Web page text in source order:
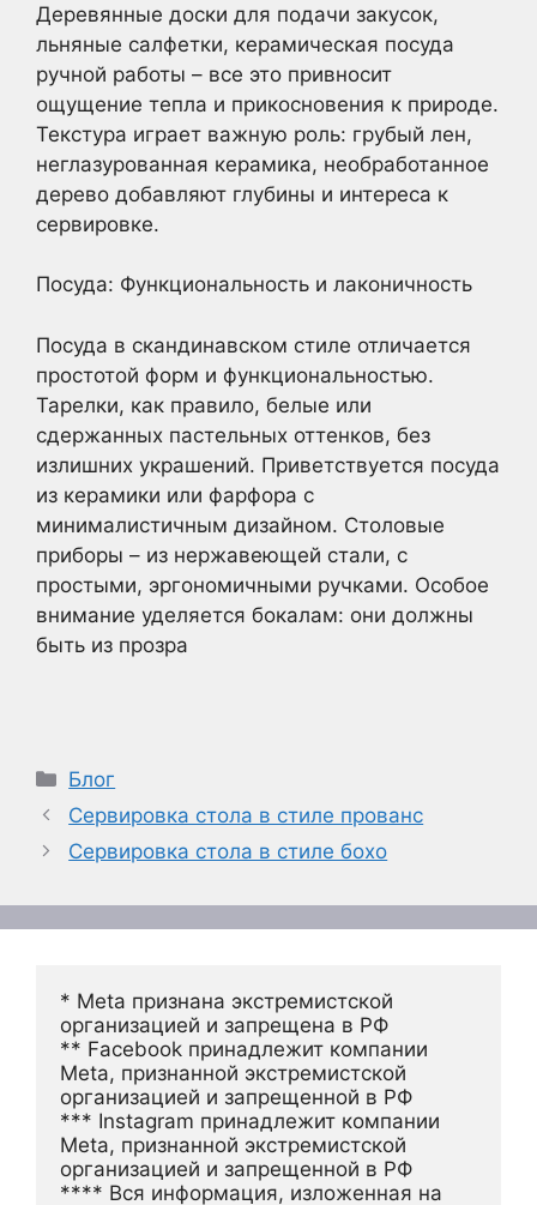
Деревянные доски для подачи закусок,
льняные салфетки, керамическая посуда
ручной работы – все это привносит
ощущение тепла и прикосновения к природе.
Текстура играет важную роль: грубый лен,
неглазурованная керамика, необработанное
дерево добавляют глубины и интереса к
сервировке.
Посуда: Функциональность и лаконичность
Посуда в скандинавском стиле отличается
простотой форм и функциональностью.
Тарелки, как правило, белые или
сдержанных пастельных оттенков, без
излишних украшений. Приветствуется посуда
из керамики или фарфора с
минималистичным дизайном. Столовые
приборы – из нержавеющей стали, с
простыми, эргономичными ручками. Особое
внимание уделяется бокалам: они должны
быть из прозра
Рубрики
Блог
Сервировка стола в стиле прованс
Сервировка стола в стиле бохо
* Meta признана экстремистской
организацией и запрещена в РФ
** Facebook принадлежит компании
Meta, признанной экстремистской
организацией и запрещенной в РФ
*** Instagram принадлежит компании
Meta, признанной экстремистской
организацией и запрещенной в РФ
**** Вся информация, изложенная на